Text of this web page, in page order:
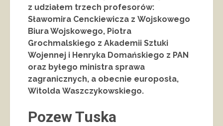
z udziałem trzech profesorów:
Sławomira Cenckiewicza z Wojskowego
Biura Wojskowego, Piotra
Grochmalskiego z Akademii Sztuki
Wojennej i Henryka Domańskiego z PAN
oraz byłego ministra sprawa
zagranicznych, a obecnie europosła,
Witolda Waszczykowskiego.
Pozew Tuska